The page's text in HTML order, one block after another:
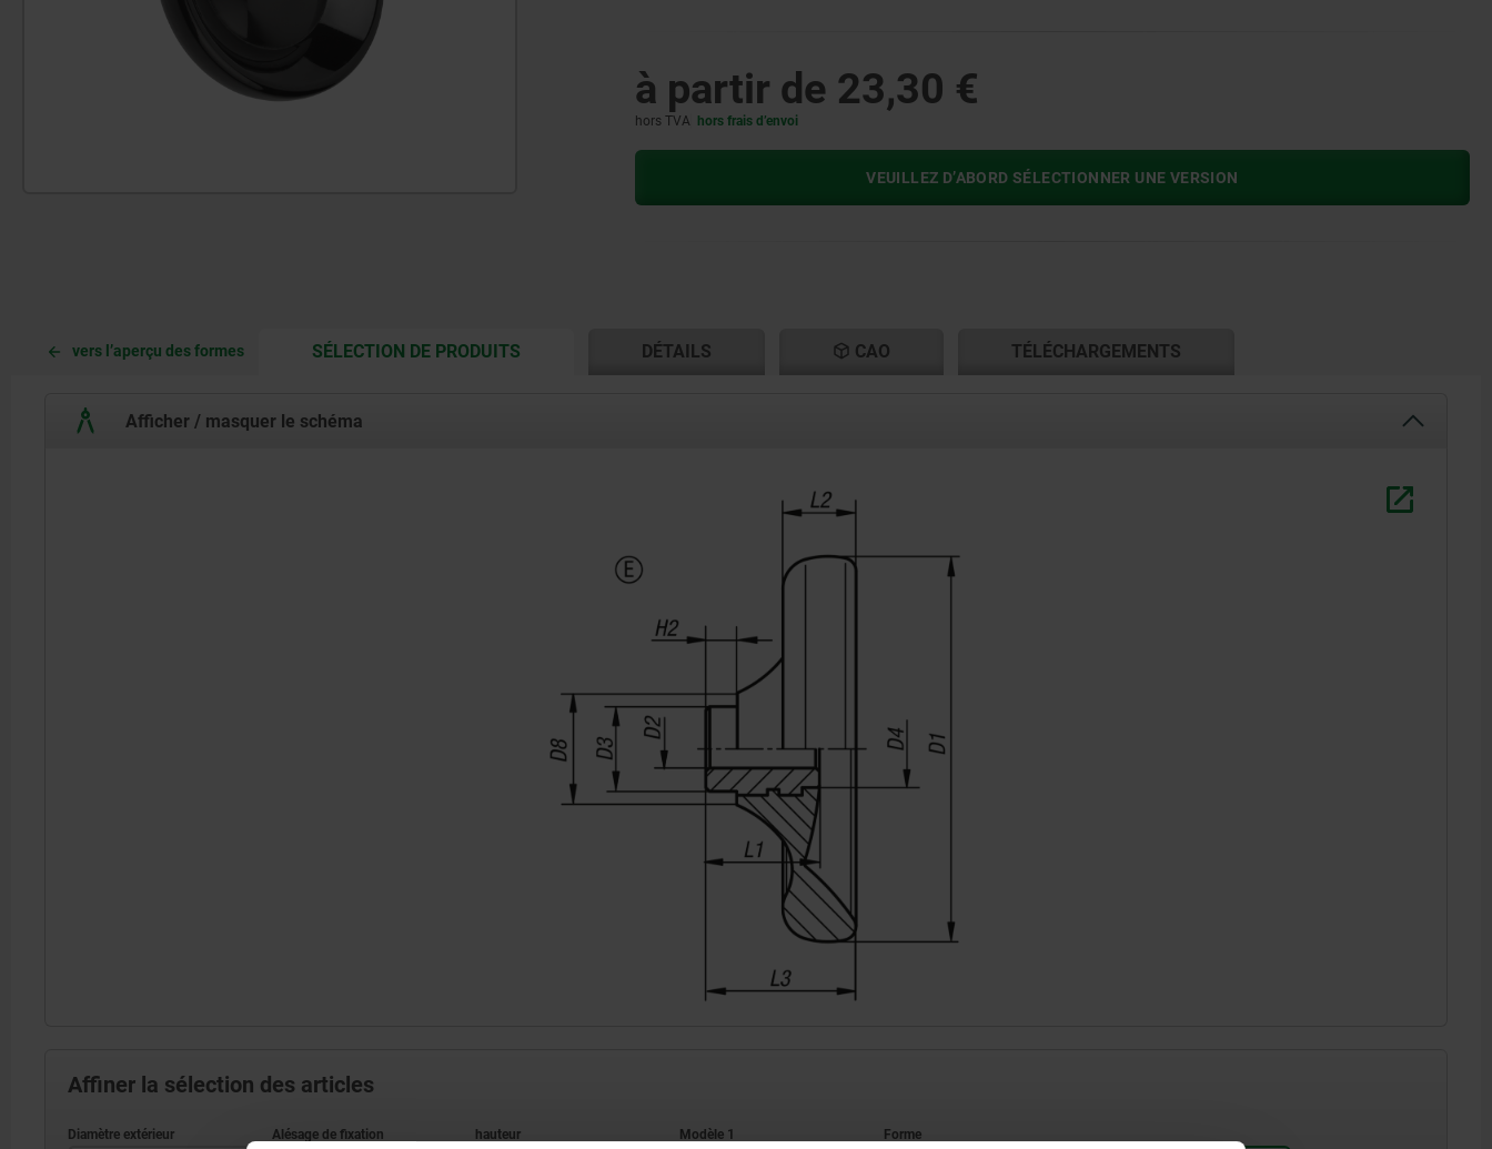
à partir de 23,30 €
hors TVA hors frais d’envoi
VEUILLEZ D’ABORD SÉLECTIONNER UNE VERSION
vers l’aperçu des formes SÉLECTION DE PRODUITSCURRENT
CURRENT
DÉTAILS CAO TÉLÉCHARGEMENTS
Afficher / masquer le schéma
Affiner la sélection des articles